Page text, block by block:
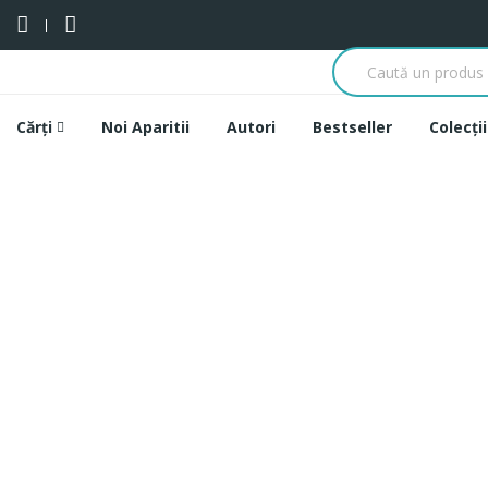
Cărți Noi Aparitii Autori Bestseller Colecții